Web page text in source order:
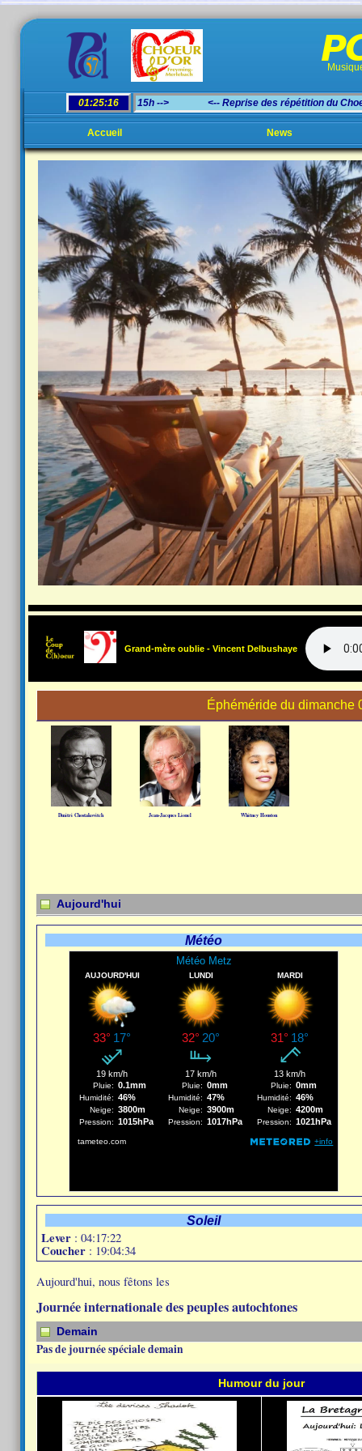
Accueil News
Grand-mère oublie - Vincent Delbushaye
Éphéméride du dimanche
Dmitri Chostakovitch Jean-Jacques Lionel Whitney Houston
Aujourd'hui
Météo
Soleil
Lever : 04:17:22
Coucher : 19:04:34
Aujourd'hui, nous fêtons les
Journée internationale des peuples autochtones
Demain
Pas de journée spéciale demain
Humour du jour